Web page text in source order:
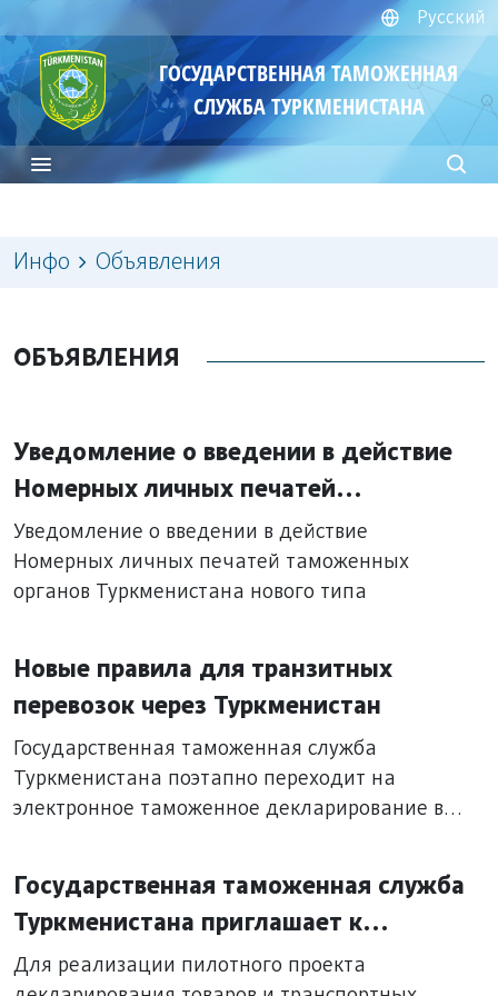
Русский
ГОСУДАРСТВЕННАЯ ТАМОЖЕННАЯ
СЛУЖБА ТУРКМЕНИСТАНА
Инфо Объявления
ОБЪЯВЛЕНИЯ
Уведомление о введении в действие
Номерных личных печатей
таможенных органов Туркменистана
нового типа
Уведомление о введении в действие
Номерных личных печатей таможенных
органов Туркменистана нового типа
Новые правила для транзитных
перевозок через Туркменистан
Государственная таможенная служба
Туркменистана поэтапно переходит на
электронное таможенное декларирование в
информационной системе. В настоящее время
внедрен транзитный модуль T1/T2 данной
системы. В связи с этим помещение товаров и
транспортных средств, перемещаемых через
таможенную границу Туркменистана под
Государственная таможенная служба
Туркменистана приглашает к
сотрудничеству!
Для реализации пилотного проекта